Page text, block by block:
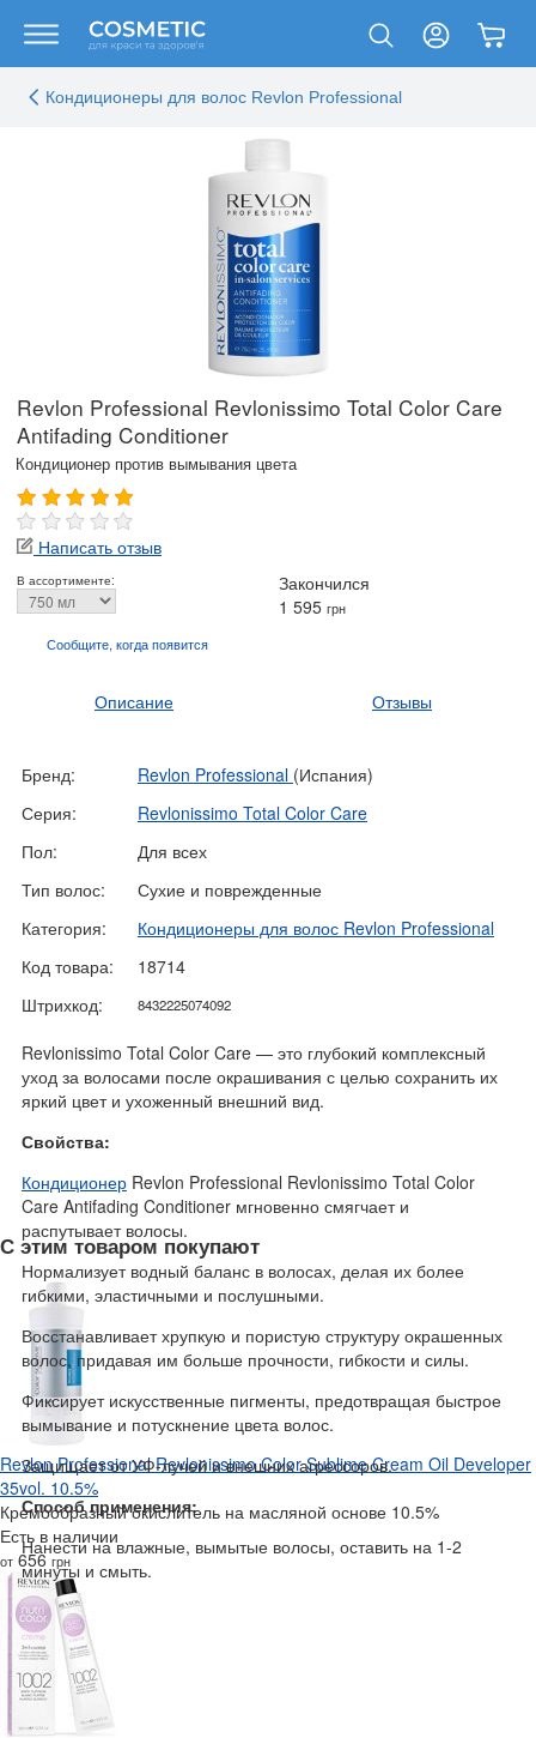
Кондиционеры для волос Revlon Professional
Revlon Professional Revlonissimo Total Color Care
Antifading Conditioner
Кондиционер против вымывания цвета
Написать отзыв
В ассортименте:
Закончился
1 595 грн
Сообщите, когдапоявится
Описание Отзывы
Бренд: Revlon Professional (Испания)
Серия:
Revlonissimo Total Color Care
Пол:
Для всех
Тип волос:
Сухие и поврежденные
Категория:
Кондиционеры для волос Revlon Professional
Код товара:
18714
Штрихкод:
8432225074092
Revlonissimo Total Color Care — это глубокий комплексный
уход за волосами после окрашивания с целью сохранить их
яркий цвет и ухоженный внешний вид.
Свойства:
Кондиционер Revlon Professional Revlonissimo Total Color
Care Antifading Conditioner мгновенно смягчает и
распутывает волосы.
Нормализует водный баланс в волосах, делая их более
гибкими, эластичными и послушными.
Восстанавливает хрупкую и пористую структуру окрашенных
волос, придавая им больше прочности, гибкости и силы.
Фиксирует искусственные пигменты, предотвращая быстрое
вымывание и потускнение цвета волос.
Защищает от УФ-лучей и внешних агрессоров.
Способ применения:
Нанести на влажные, вымытые волосы, оставить на 1-2
минуты и смыть.
С этим товаром покупают
Revlon Professional Revlonissimo Color Sublime Cream Oil Developer
35vol. 10.5%
Кремообразный окислитель на масляной основе 10.5%
Есть в наличии
от 656грн